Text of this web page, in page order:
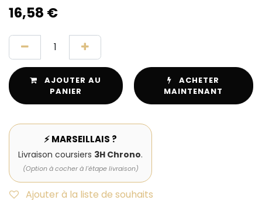
16,58 €
AJOUTER AU
PANIER
ACHETER
MAINTENANT
⚡ MARSEILLAIS ?
Livraison coursiers 3H Chrono.
(Option à cocher à l'étape livraison)
Ajouter à la liste de souhaits